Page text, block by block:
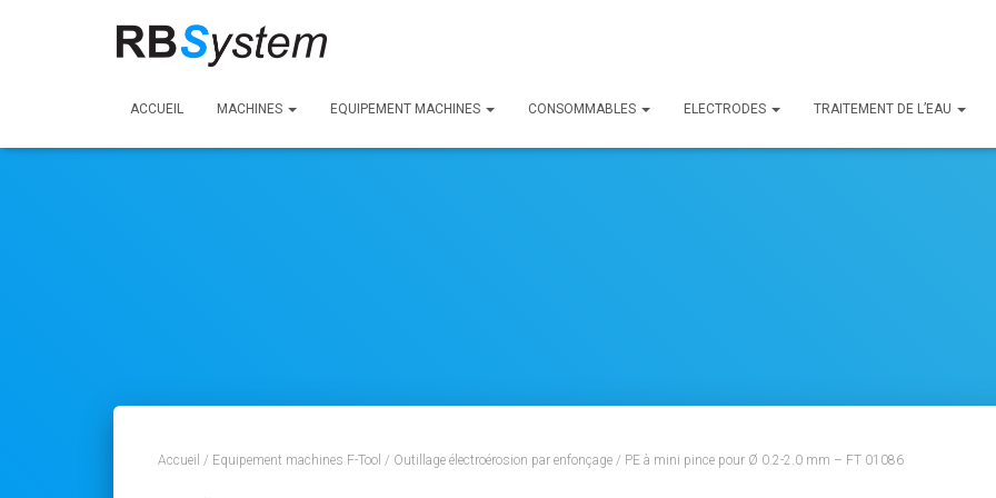
ACCUEIL MACHINES EQUIPEMENT MACHINES CONSOMMABLES ELECTRODES TRAITEMENT DE L’EAU
Accueil / Equipement machines F-Tool / Outillage électroérosion par enfonçage / PE à mini pince pour Ø 0.2-2.0 mm – FT 01086